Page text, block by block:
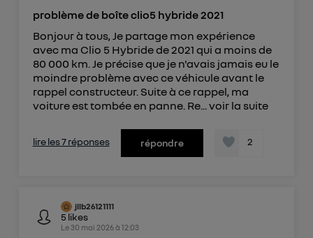
problème de boîte clio5 hybride 2021
Bonjour à tous, Je partage mon expérience
avec ma Clio 5 Hybride de 2021 qui a moins de
80 000 km. Je précise que je n'avais jamais eu le
moindre problème avec ce véhicule avant le
rappel constructeur. Suite à ce rappel, ma
voiture est tombée en panne. Re... voir la suite
lire les 7 réponses répondre 2
jllb26121111
5 likes
Le 30 mai 2026à 12:03
Vous pouvez à tout moment retirer ce
consentement sur
") ou via la page « gérer Utiq » en bas de ce site.
Pour plus d'informations, veuillez consulterla
Politique d'information sur les données
personnelles d'Utiq.